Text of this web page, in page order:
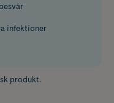
infektioner
produkt.